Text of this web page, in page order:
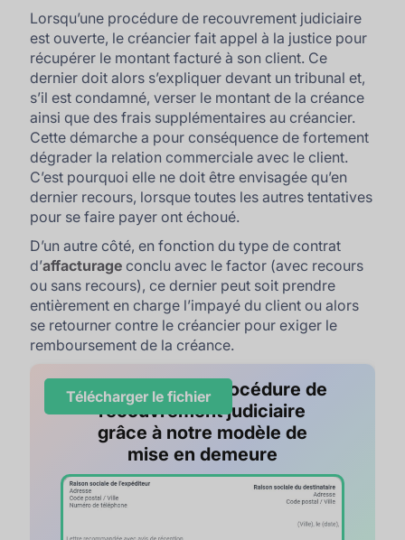
Lorsqu’une procédure de recouvrement judiciaire
est ouverte, le créancier fait appel à la justice pour
récupérer le montant facturé à son client. Ce
dernier doit alors s’expliquer devant un tribunal et,
s’il est condamné, verser le montant de la créance
ainsi que des frais supplémentaires au créancier.
Cette démarche a pour conséquence de fortement
dégrader la relation commerciale avec le client.
C’est pourquoi elle ne doit être envisagée qu’en
dernier recours, lorsque toutes les autres tentatives
pour se faire payer ont échoué.
D’un autre côté, en fonction du type de contrat
d’affacturage conclu avec le factor (avec recours
ou sans recours), ce dernier peut soit prendre
entièrement en charge l’impayé du client ou alors
se retourner contre le créancier pour exiger le
remboursement de la créance.
Préparez votre procédure de
recouvrement judiciaire
grâce à notre modèle de
mise en demeure
Télécharger le fichier